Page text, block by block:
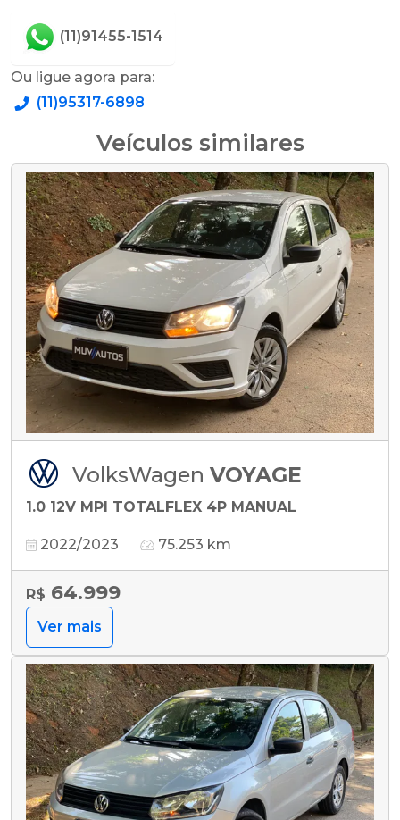
(11)91455-1514
Ou ligue agora para:
(11)95317-6898
Veículos similares
VolksWagen VOYAGE
1.0 12V MPI TOTALFLEX 4P MANUAL
2022/2023 75.253 km
R$ 64.999
Ver mais